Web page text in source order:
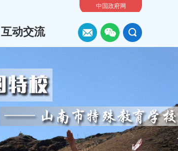
互动交流
中国政府网